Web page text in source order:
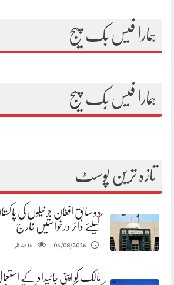
ہمارا فیس بک پیج
ہمارا فیس بک پیج
تازہ ترین پوسٹ
دو سابق افغان جرنیلوں کی
کیلئے دائر درخواستیں خارج
06/08/2026
15مناظر
مالک کو اپنی جائیداد کے